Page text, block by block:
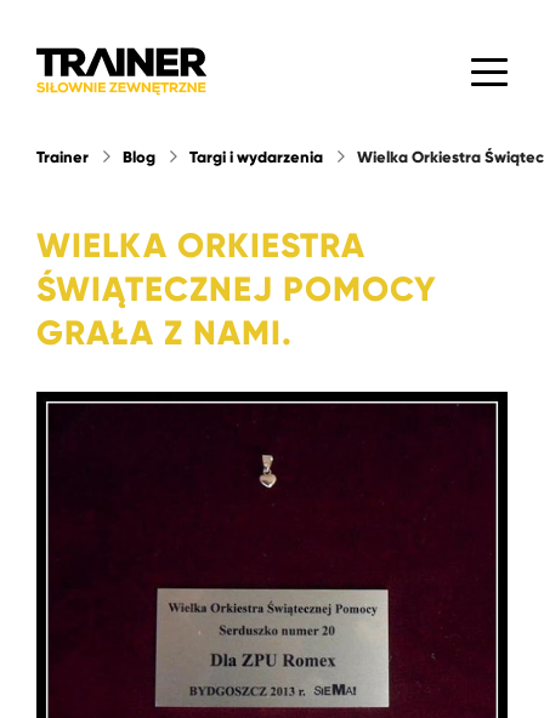
Trainer Blog Targi i wydarzenia Wielka Orkiestra
WIELKA ORKIESTRA
ŚWIĄTECZNEJ POMOCY
GRAŁA Z NAMI.